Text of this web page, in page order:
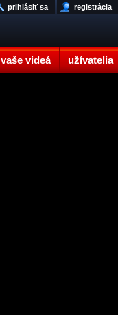
vaše videá užívatelia
registrácia
prihlásiť sa